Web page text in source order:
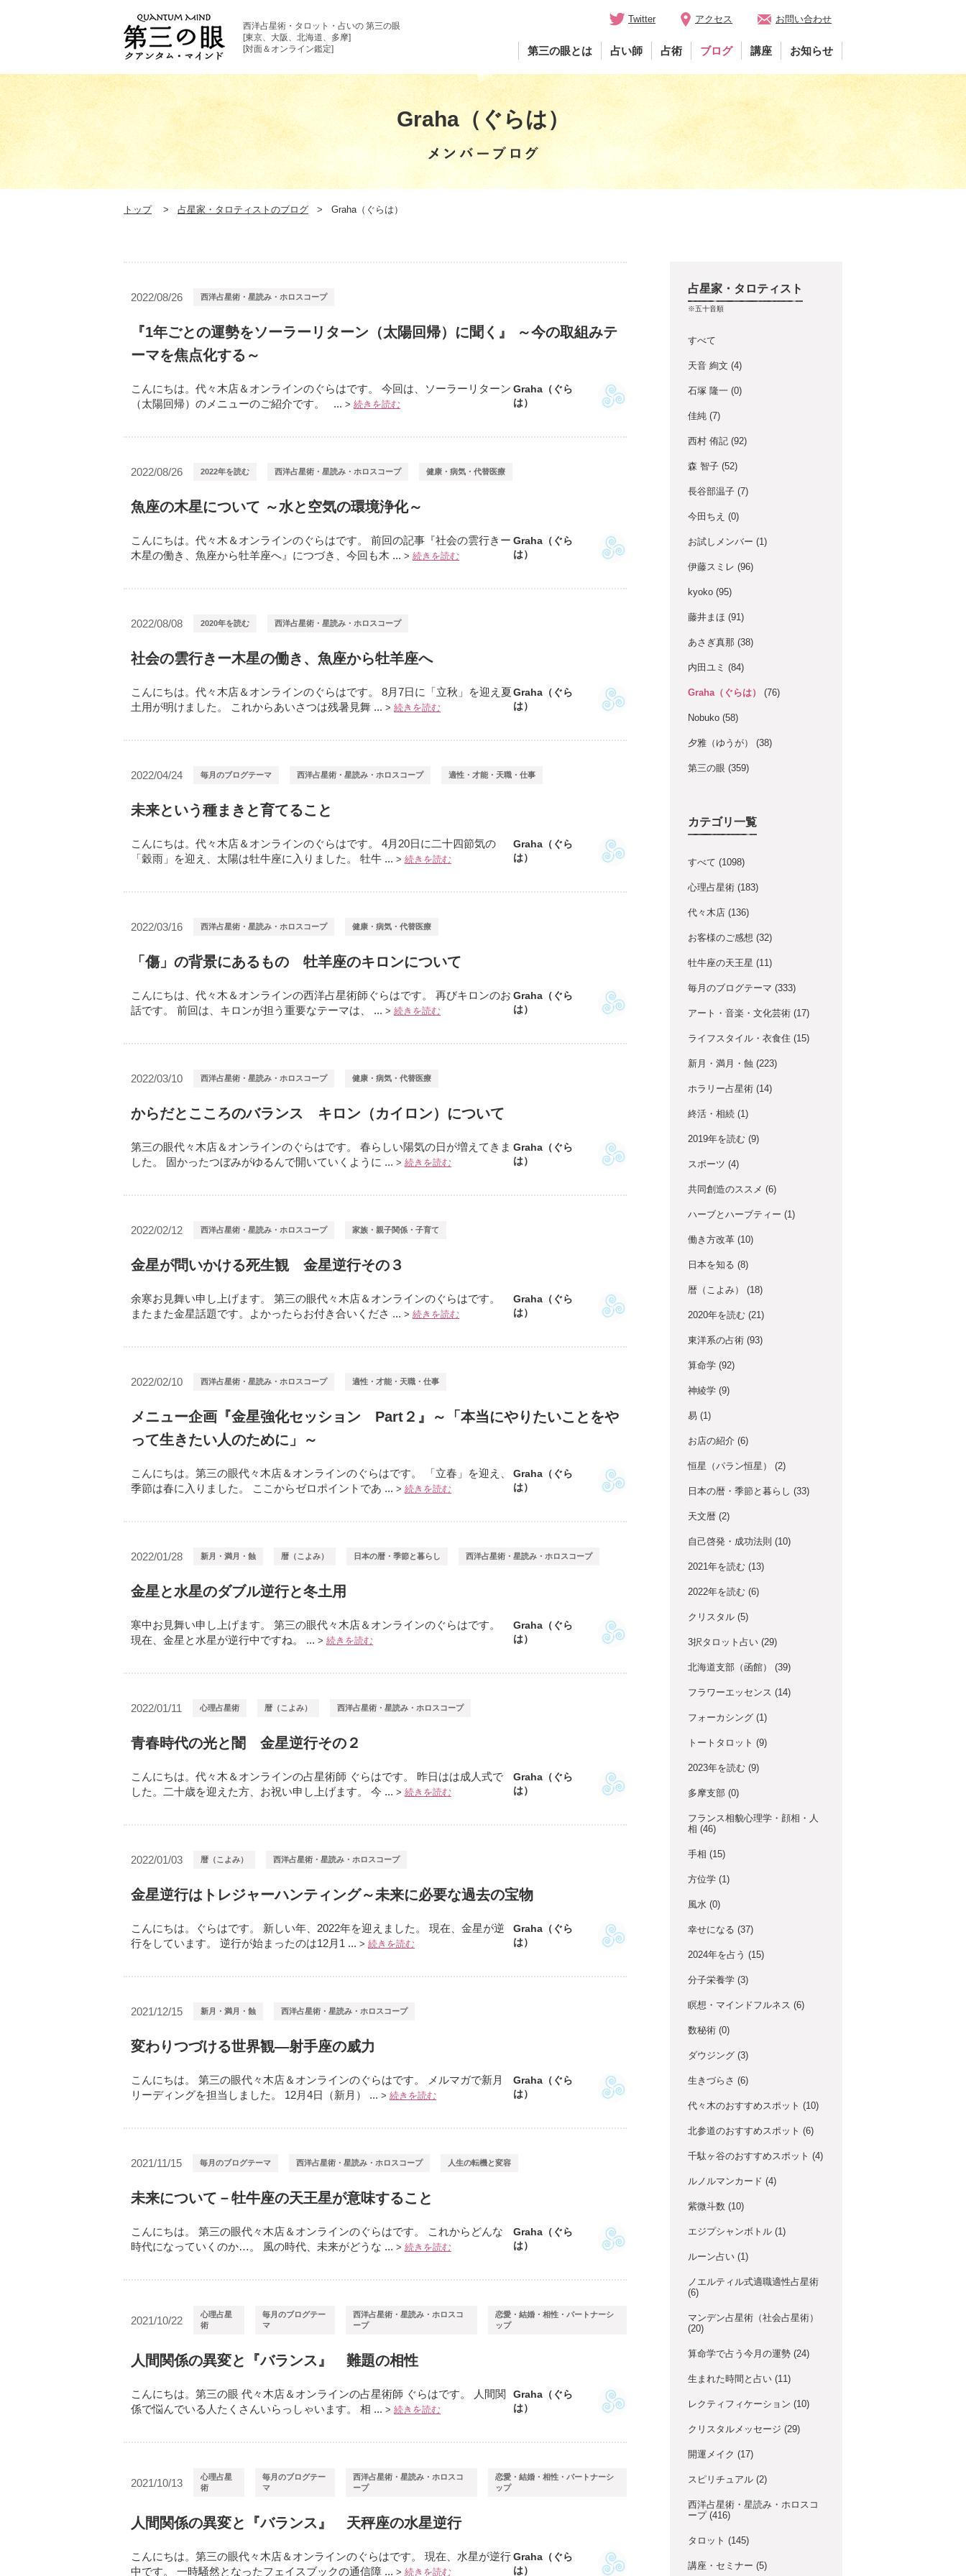
西洋占星術・タロット・占いの 第三の眼
[東京、大阪、北海道、多摩]
[対面＆オンライン鑑定]
Twitter アクセス お問い合わせ
第三の眼とは 占い師 占術 ブログ 講座 お知らせ
Graha（ぐらは）
トップ 占星家・タロティストのブログ Graha（ぐらは）
2022/08/26 西洋占星術・星読み・ホロスコープ
『1年ごとの運勢をソーラーリターン（太陽回帰）に聞く』 ～今の取組みテ
ーマを焦点化する～
こんにちは。代々木店＆オンラインのぐらはです。 今回は、ソーラーリターン
（太陽回帰）のメニューのご紹介です。 ... > 続きを読む
Graha（ぐら
は）
2022/08/26 2022年を読む 西洋占星術・星読み・ホロスコープ 健康・病気・代替医療
魚座の木星について ～水と空気の環境浄化～
こんにちは。代々木＆オンラインのぐらはです。 前回の記事『社会の雲行きー
木星の働き、魚座から牡羊座へ』につづき、今回も木 ... > 続きを読む
Graha（ぐら
は）
2022/08/08 2020年を読む 西洋占星術・星読み・ホロスコープ
社会の雲行きー木星の働き、魚座から牡羊座へ
こんにちは。代々木店＆オンラインのぐらはです。 8月7日に「立秋」を迎え夏
土用が明けました。 これからあいさつは残暑見舞 ... > 続きを読む
Graha（ぐら
は）
2022/04/24 毎月のブログテーマ 西洋占星術・星読み・ホロスコープ 適性・才能・天職・仕事
未来という種まきと育てること
こんにちは。代々木店＆オンラインのぐらはです。 4月20日に二十四節気の
「穀雨」を迎え、太陽は牡牛座に入りました。 牡牛 ... > 続きを読む
Graha（ぐら
は）
2022/03/16 西洋占星術・星読み・ホロスコープ 健康・病気・代替医療
「傷」の背景にあるもの 牡羊座のキロンについて
こんにちは、代々木＆オンラインの西洋占星術師ぐらはです。 再びキロンのお
話です。 前回は、キロンが担う重要なテーマは、 ... > 続きを読む
Graha（ぐら
は）
2022/03/10 西洋占星術・星読み・ホロスコープ 健康・病気・代替医療
からだとこころのバランス キロン（カイロン）について
第三の眼代々木店＆オンラインのぐらはです。 春らしい陽気の日が増えてきま
した。 固かったつぼみがゆるんで開いていくように ... > 続きを読む
Graha（ぐら
は）
2022/02/12 西洋占星術・星読み・ホロスコープ 家族・親子関係・子育て
金星が問いかける死生観 金星逆行その３
余寒お見舞い申し上げます。 第三の眼代々木店＆オンラインのぐらはです。
またまた金星話題です。よかったらお付き合いくださ ... > 続きを読む
Graha（ぐら
は）
2022/02/10 西洋占星術・星読み・ホロスコープ 適性・才能・天職・仕事
メニュー企画『金星強化セッション Part２』～「本当にやりたいことをや
って生きたい人のために」～
こんにちは。第三の眼代々木店＆オンラインのぐらはです。 「立春」を迎え、
季節は春に入りました。 ここからゼロポイントであ ... > 続きを読む
Graha（ぐら
は）
2022/01/28 新月・満月・蝕 暦（こよみ） 日本の暦・季節と暮らし 西洋占星術・星読み・ホロスコープ
金星と水星のダブル逆行と冬土用
寒中お見舞い申し上げます。 第三の眼代々木店＆オンラインのぐらはです。
現在、金星と水星が逆行中ですね。 ... > 続きを読む
Graha（ぐら
は）
2022/01/11 心理占星術 暦（こよみ） 西洋占星術・星読み・ホロスコープ
青春時代の光と闇 金星逆行その２
こんにちは。代々木＆オンラインの占星術師 ぐらはです。 昨日はは成人式で
した。二十歳を迎えた方、お祝い申し上げます。 今 ... > 続きを読む
Graha（ぐら
は）
2022/01/03 暦（こよみ） 西洋占星術・星読み・ホロスコープ
金星逆行はトレジャーハンティング～未来に必要な過去の宝物
こんにちは。ぐらはです。 新しい年、2022年を迎えました。 現在、金星が逆
行をしています。 逆行が始まったのは12月1 ... > 続きを読む
Graha（ぐら
は）
2021/12/15 新月・満月・蝕 西洋占星術・星読み・ホロスコープ
変わりつづける世界観―射手座の威力
こんにちは。 第三の眼代々木店＆オンラインのぐらはです。 メルマガで新月
リーディングを担当しました。 12月4日（新月） ... > 続きを読む
Graha（ぐら
は）
2021/11/15 毎月のブログテーマ 西洋占星術・星読み・ホロスコープ 人生の転機と変容
未来について－牡牛座の天王星が意味すること
こんにちは。 第三の眼代々木店＆オンラインのぐらはです。 これからどんな
時代になっていくのか…。 風の時代、未来がどうな ... > 続きを読む
Graha（ぐら
は）
2021/10/22
心理占星
術
毎月のブログテー
マ
西洋占星術・星読み・ホロスコ
ープ
恋愛・結婚・相性・パートナーシ
ップ
人間関係の異変と『バランス』 難題の相性
こんにちは。第三の眼 代々木店＆オンラインの占星術師 ぐらはです。 人間関
係で悩んでいる人たくさんいらっしゃいます。 相 ... > 続きを読む
Graha（ぐら
は）
2021/10/13
心理占星
術
毎月のブログテー
マ
西洋占星術・星読み・ホロスコ
ープ
恋愛・結婚・相性・パートナーシ
ップ
人間関係の異変と『バランス』 天秤座の水星逆行
こんにちは。第三の眼代々木店＆オンラインのぐらはです。 現在、水星が逆行
中です。 一時騒然となったフェイスブックの通信障 ... > 続きを読む
Graha（ぐら
は）
占星家・タロティスト
※五十音順
すべて
天音 絢文 (4)
石塚 隆一 (0)
佳純 (7)
西村 侑記 (92)
森 智子 (52)
長谷部温子 (7)
今田ちえ (0)
お試しメンバー (1)
伊藤スミレ (96)
kyoko (95)
藤井まほ (91)
あさぎ真那 (38)
内田ユミ (84)
Graha（ぐらは） (76)
Nobuko (58)
夕雅（ゆうが） (38)
第三の眼 (359)
カテゴリ一覧
すべて (1098)
心理占星術 (183)
代々木店 (136)
お客様のご感想 (32)
牡牛座の天王星 (11)
毎月のブログテーマ (333)
アート・音楽・文化芸術 (17)
ライフスタイル・衣食住 (15)
新月・満月・蝕 (223)
ホラリー占星術 (14)
終活・相続 (1)
2019年を読む (9)
スポーツ (4)
共同創造のススメ (6)
ハーブとハーブティー (1)
働き方改革 (10)
日本を知る (8)
暦（こよみ） (18)
2020年を読む (21)
東洋系の占術 (93)
算命学 (92)
神綾学 (9)
易 (1)
お店の紹介 (6)
恒星（パラン恒星） (2)
日本の暦・季節と暮らし (33)
天文暦 (2)
自己啓発・成功法則 (10)
2021年を読む (13)
2022年を読む (6)
クリスタル (5)
3択タロット占い (29)
北海道支部（函館） (39)
フラワーエッセンス (14)
フォーカシング (1)
トートタロット (9)
2023年を読む (9)
多摩支部 (0)
フランス相貌心理学・顔相・人
相 (46)
手相 (15)
方位学 (1)
風水 (0)
幸せになる (37)
2024年を占う (15)
分子栄養学 (3)
瞑想・マインドフルネス (6)
数秘術 (0)
ダウジング (3)
生きづらさ (6)
代々木のおすすめスポット (10)
北参道のおすすめスポット (6)
千駄ヶ谷のおすすめスポット (4)
ルノルマンカード (4)
紫微斗数 (10)
エジプシャンボトル (1)
ルーン占い (1)
ノエルティル式適職適性占星術
(6)
マンデン占星術（社会占星術）
(20)
算命学で占う今月の運勢 (24)
生まれた時間と占い (11)
レクティフィケーション (10)
クリスタルメッセージ (29)
開運メイク (17)
スピリチュアル (2)
西洋占星術・星読み・ホロスコ
ープ(416)
タロット (145)
講座・セミナー (5)